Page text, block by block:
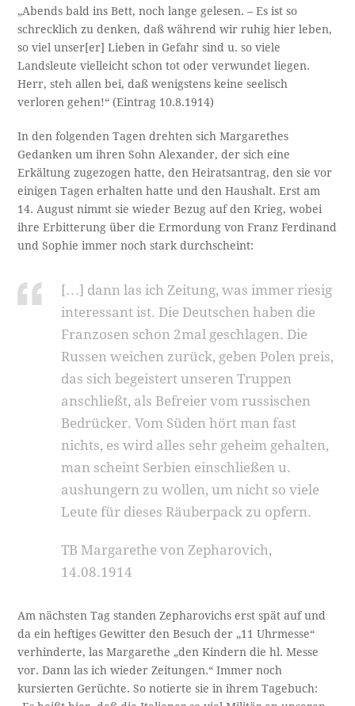
„Abends bald ins Bett, noch lange gelesen. – Es ist so
schrecklich zu denken, daß während wir ruhig hier leben,
so viel unser[er] Lieben in Gefahr sind u. so viele
Landsleute vielleicht schon tot oder verwundet liegen.
Herr, steh allen bei, daß wenigstens keine seelisch
verloren gehen!“ (Eintrag 10.8.1914)
In den folgenden Tagen drehten sich Margarethes
Gedanken um ihren Sohn Alexander, der sich eine
Erkältung zugezogen hatte, den Heiratsantrag, den sie vor
einigen Tagen erhalten hatte und den Haushalt. Erst am
14. August nimmt sie wieder Bezug auf den Krieg, wobei
ihre Erbitterung über die Ermordung von Franz Ferdinand
und Sophie immer noch stark durchscheint:
[…] dann las ich Zeitung, was immer riesig
interessant ist. Die Deutschen haben die
Franzosen schon 2mal geschlagen. Die
Russen weichen zurück, geben Polen preis,
das sich begeistert unseren Truppen
anschließt, als Befreier vom russischen
Bedrücker. Vom Süden hört man fast
nichts, es wird alles sehr geheim gehalten,
man scheint Serbien einschließen u.
aushungern zu wollen, um nicht so viele
Leute für dieses Räuberpack zu opfern.
TB Margarethe von Zepharovich,
14.08.1914
Am nächsten Tag standen Zepharovichs erst spät auf und
da ein heftiges Gewitter den Besuch der „11 Uhrmesse“
verhinderte, las Margarethe „den Kindern die hl. Messe
vor. Dann las ich wieder Zeitungen.“ Immer noch
kursierten Gerüchte. So notierte sie in ihrem Tagebuch: